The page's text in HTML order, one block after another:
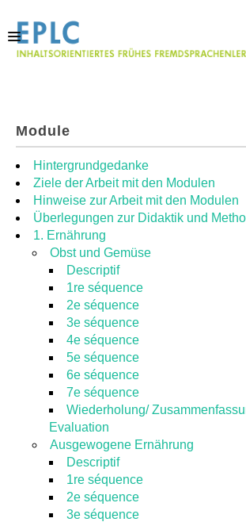
MODULE
RESSOURCEN
Module
Hintergrundgedanke
Ziele der Arbeit mit den Modulen
Hinweise zur Arbeit mit den Modulen
Überlegungen zur Didaktik und
1. Ernährung
Obst und Gemüse
Descriptif
1re séquence
2e séquence
3e séquence
4e séquence
5e séquence
6e séquence
7e séquence
Wiederholung/
Evaluation
Ausgewogene Ernährung
Descriptif
1re séquence
2e séquence
3e séquence